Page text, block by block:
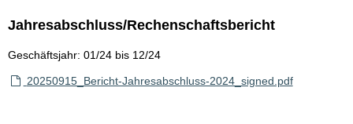
Jahresabschluss/Rechenschaftsbericht
Geschäftsjahr: 01/24 bis 12/24
20250915_Bericht-Jahresabschluss-2024_signed.pdf